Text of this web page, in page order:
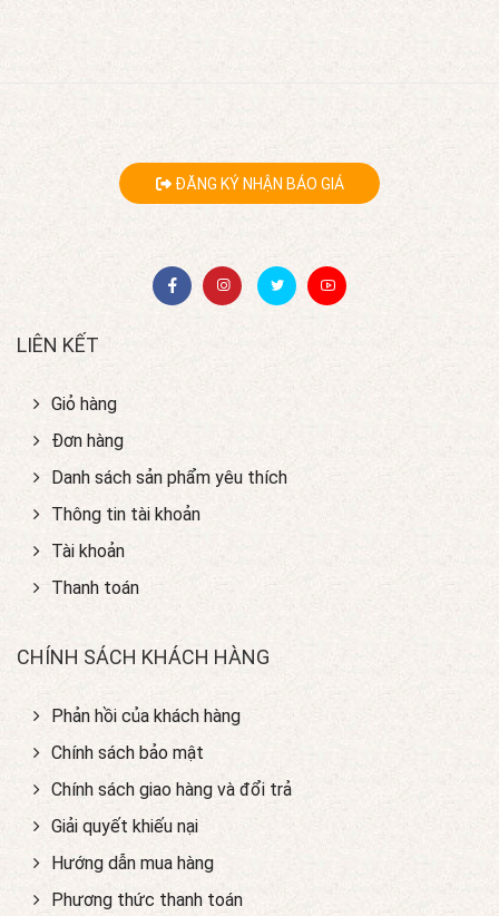
ĐĂNG KÝ NHẬN BÁO GIÁ
LIÊN KẾT
Giỏ hàng
Đơn hàng
Danh sách sản phẩm yêu thích
Thông tin tài khoản
Tài khoản
Thanh toán
CHÍNH SÁCH KHÁCH HÀNG
Phản hồi của khách hàng
Chính sách bảo mật
Chính sách giao hàng và đổi trả
Giải quyết khiếu nại
Hướng dẫn mua hàng
Phương thức thanh toán